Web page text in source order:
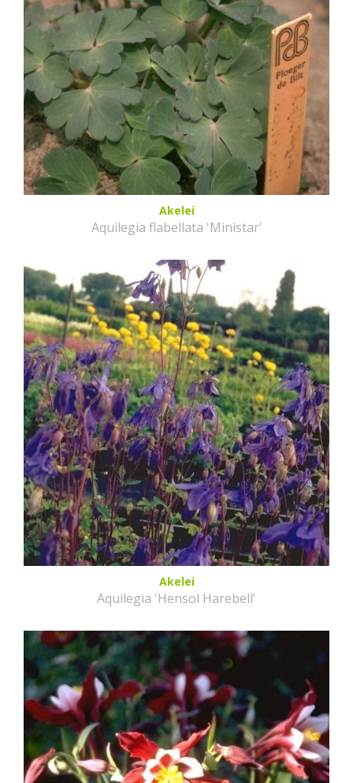
Akelei
Aquilegia flabellata 'Ministar'
Akelei
Aquilegia 'Hensol Harebell'